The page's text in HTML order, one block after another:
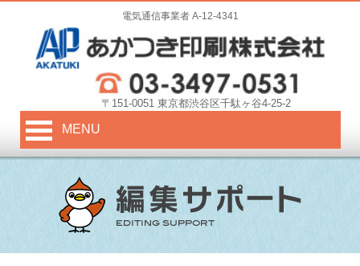
電気通信事業者 A-12-4341
〒151-0051 東京都渋谷区千駄ヶ谷4-25-2
MENU